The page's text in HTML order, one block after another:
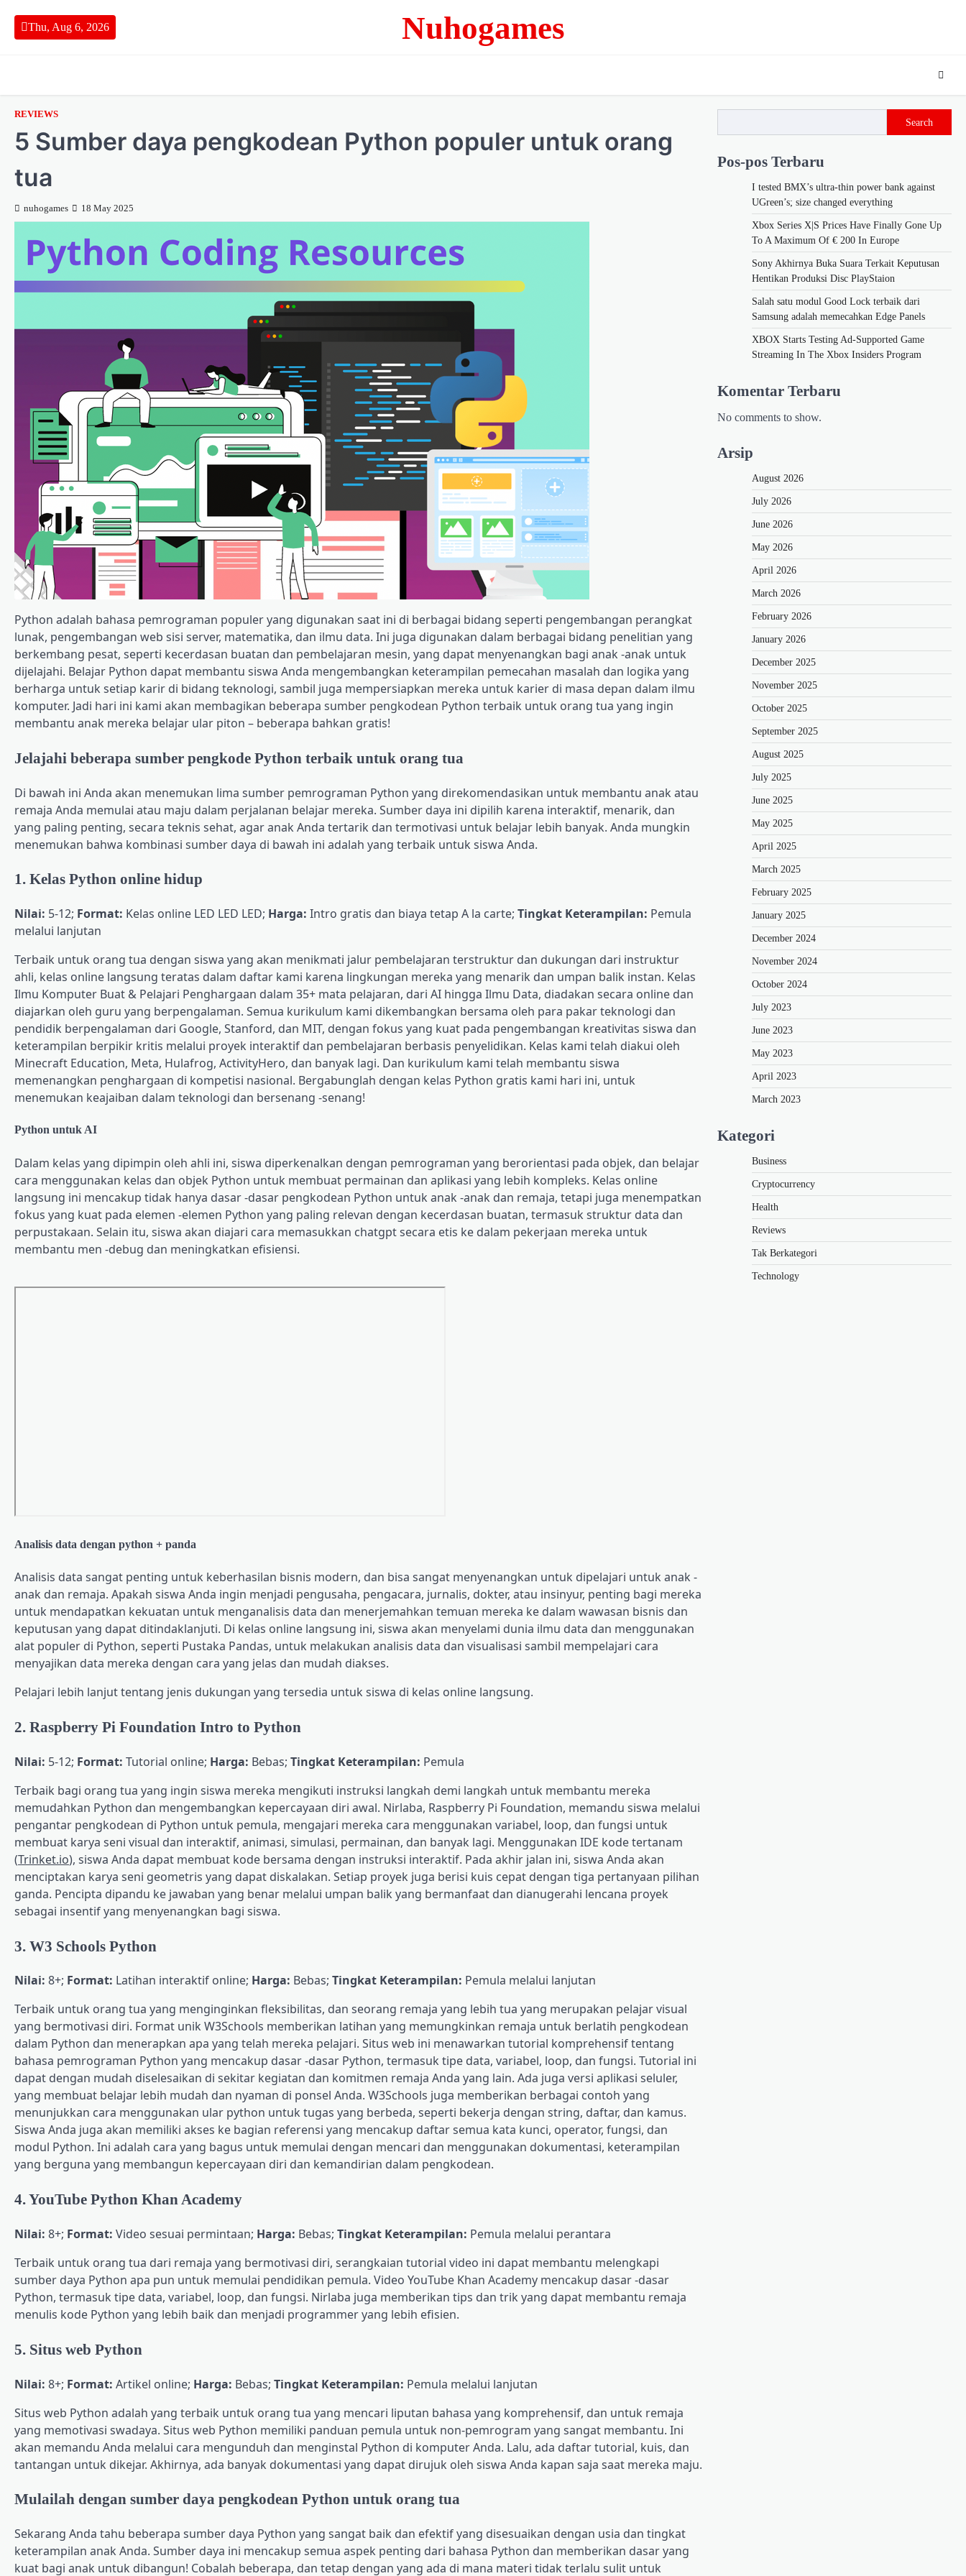
content
Thu, Aug 6, 2026 Nuhogames
REVIEWS
5 Sumber daya pengkodean Python populer untuk orang
tua
nuhogames 18 May 2025
Python adalah bahasa pemrograman populer yang digunakan saat ini di berbagai bidang seperti pengembangan perangkat
lunak, pengembangan web sisi server, matematika, dan ilmu data. Ini juga digunakan dalam berbagai bidang penelitian yang
berkembang pesat, seperti kecerdasan buatan dan pembelajaran mesin, yang dapat menyenangkan bagi anak -anak untuk
dijelajahi. Belajar Python dapat membantu siswa Anda mengembangkan keterampilan pemecahan masalah dan logika yang
berharga untuk setiap karir di bidang teknologi, sambil juga mempersiapkan mereka untuk karier di masa depan dalam ilmu
komputer. Jadi hari ini kami akan membagikan beberapa sumber pengkodean Python terbaik untuk orang tua yang ingin
membantu anak mereka belajar ular piton – beberapa bahkan gratis!
Jelajahi beberapa sumber pengkode Python terbaik untuk orang tua
Di bawah ini Anda akan menemukan lima sumber pemrograman Python yang direkomendasikan untuk membantu anak atau
remaja Anda memulai atau maju dalam perjalanan belajar mereka. Sumber daya ini dipilih karena interaktif, menarik, dan
yang paling penting, secara teknis sehat, agar anak Anda tertarik dan termotivasi untuk belajar lebih banyak. Anda mungkin
menemukan bahwa kombinasi sumber daya di bawah ini adalah yang terbaik untuk siswa Anda.
1. Kelas Python online hidup
Nilai: 5-12; Format: Kelas online LED LED LED; Harga: Intro gratis dan biaya tetap A la carte; Tingkat Keterampilan: Pemula
melalui lanjutan
Terbaik untuk orang tua dengan siswa yang akan menikmati jalur pembelajaran terstruktur dan dukungan dari instruktur
ahli, kelas online langsung teratas dalam daftar kami karena lingkungan mereka yang menarik dan umpan balik instan. Kelas
Ilmu Komputer Buat & Pelajari Penghargaan dalam 35+ mata pelajaran, dari AI hingga Ilmu Data, diadakan secara online dan
diajarkan oleh guru yang berpengalaman. Semua kurikulum kami dikembangkan bersama oleh para pakar teknologi dan
pendidik berpengalaman dari Google, Stanford, dan MIT, dengan fokus yang kuat pada pengembangan kreativitas siswa dan
keterampilan berpikir kritis melalui proyek interaktif dan pembelajaran berbasis penyelidikan. Kelas kami telah diakui oleh
Minecraft Education, Meta, Hulafrog, ActivityHero, dan banyak lagi. Dan kurikulum kami telah membantu siswa
memenangkan penghargaan di kompetisi nasional. Bergabunglah dengan kelas Python gratis kami hari ini, untuk
menemukan keajaiban dalam teknologi dan bersenang -senang!
Python untuk AI
Dalam kelas yang dipimpin oleh ahli ini, siswa diperkenalkan dengan pemrograman yang berorientasi pada objek, dan belajar
cara menggunakan kelas dan objek Python untuk membuat permainan dan aplikasi yang lebih kompleks. Kelas online
langsung ini mencakup tidak hanya dasar -dasar pengkodean Python untuk anak -anak dan remaja, tetapi juga menempatkan
fokus yang kuat pada elemen -elemen Python yang paling relevan dengan kecerdasan buatan, termasuk struktur data dan
perpustakaan. Selain itu, siswa akan diajari cara memasukkan chatgpt secara etis ke dalam pekerjaan mereka untuk
membantu men -debug dan meningkatkan efisiensi.
Analisis data dengan python + panda
Analisis data sangat penting untuk keberhasilan bisnis modern, dan bisa sangat menyenangkan untuk dipelajari untuk anak -
anak dan remaja. Apakah siswa Anda ingin menjadi pengusaha, pengacara, jurnalis, dokter, atau insinyur, penting bagi mereka
untuk mendapatkan kekuatan untuk menganalisis data dan menerjemahkan temuan mereka ke dalam wawasan bisnis dan
keputusan yang dapat ditindaklanjuti. Di kelas online langsung ini, siswa akan menyelami dunia ilmu data dan menggunakan
alat populer di Python, seperti Pustaka Pandas, untuk melakukan analisis data dan visualisasi sambil mempelajari cara
menyajikan data mereka dengan cara yang jelas dan mudah diakses.
Pelajari lebih lanjut tentang jenis dukungan yang tersedia untuk siswa di kelas online langsung.
2. Raspberry Pi Foundation Intro to Python
Nilai: 5-12; Format: Tutorial online; Harga: Bebas; Tingkat Keterampilan: Pemula
Terbaik bagi orang tua yang ingin siswa mereka mengikuti instruksi langkah demi langkah untuk membantu mereka
memudahkan Python dan mengembangkan kepercayaan diri awal. Nirlaba, Raspberry Pi Foundation, memandu siswa melalui
pengantar pengkodean di Python untuk pemula, mengajari mereka cara menggunakan variabel, loop, dan fungsi untuk
membuat karya seni visual dan interaktif, animasi, simulasi, permainan, dan banyak lagi. Menggunakan IDE kode tertanam
(Trinket.io), siswa Anda dapat membuat kode bersama dengan instruksi interaktif. Pada akhir jalan ini, siswa Anda akan
menciptakan karya seni geometris yang dapat diskalakan. Setiap proyek juga berisi kuis cepat dengan tiga pertanyaan pilihan
ganda. Pencipta dipandu ke jawaban yang benar melalui umpan balik yang bermanfaat dan dianugerahi lencana proyek
sebagai insentif yang menyenangkan bagi siswa.
3. W3 Schools Python
Nilai: 8+; Format: Latihan interaktif online; Harga: Bebas; Tingkat Keterampilan: Pemula melalui lanjutan
Terbaik untuk orang tua yang menginginkan fleksibilitas, dan seorang remaja yang lebih tua yang merupakan pelajar visual
yang bermotivasi diri. Format unik W3Schools memberikan latihan yang memungkinkan remaja untuk berlatih pengkodean
dalam Python dan menerapkan apa yang telah mereka pelajari. Situs web ini menawarkan tutorial komprehensif tentang
bahasa pemrograman Python yang mencakup dasar -dasar Python, termasuk tipe data, variabel, loop, dan fungsi. Tutorial ini
dapat dengan mudah diselesaikan di sekitar kegiatan dan komitmen remaja Anda yang lain. Ada juga versi aplikasi seluler,
yang membuat belajar lebih mudah dan nyaman di ponsel Anda. W3Schools juga memberikan berbagai contoh yang
menunjukkan cara menggunakan ular python untuk tugas yang berbeda, seperti bekerja dengan string, daftar, dan kamus.
Siswa Anda juga akan memiliki akses ke bagian referensi yang mencakup daftar semua kata kunci, operator, fungsi, dan
modul Python. Ini adalah cara yang bagus untuk memulai dengan mencari dan menggunakan dokumentasi, keterampilan
yang berguna yang membangun kepercayaan diri dan kemandirian dalam pengkodean.
4. YouTube Python Khan Academy
Nilai: 8+; Format: Video sesuai permintaan; Harga: Bebas; Tingkat Keterampilan: Pemula melalui perantara
Terbaik untuk orang tua dari remaja yang bermotivasi diri, serangkaian tutorial video ini dapat membantu melengkapi
sumber daya Python apa pun untuk memulai pendidikan pemula. Video YouTube Khan Academy mencakup dasar -dasar
Python, termasuk tipe data, variabel, loop, dan fungsi. Nirlaba juga memberikan tips dan trik yang dapat membantu remaja
menulis kode Python yang lebih baik dan menjadi programmer yang lebih efisien.
5. Situs web Python
Nilai: 8+; Format: Artikel online; Harga: Bebas; Tingkat Keterampilan: Pemula melalui lanjutan
Situs web Python adalah yang terbaik untuk orang tua yang mencari liputan bahasa yang komprehensif, dan untuk remaja
yang memotivasi swadaya. Situs web Python memiliki panduan pemula untuk non-pemrogram yang sangat membantu. Ini
akan memandu Anda melalui cara mengunduh dan menginstal Python di komputer Anda. Lalu, ada daftar tutorial, kuis, dan
tantangan untuk dikejar. Akhirnya, ada banyak dokumentasi yang dapat dirujuk oleh siswa Anda kapan saja saat mereka maju.
Mulailah dengan sumber daya pengkodean Python untuk orang tua
Sekarang Anda tahu beberapa sumber daya Python yang sangat baik dan efektif yang disesuaikan dengan usia dan tingkat
keterampilan anak Anda. Sumber daya ini mencakup semua aspek penting dari bahasa Python dan memberikan dasar yang
kuat bagi anak untuk dibangun! Cobalah beberapa, dan tetap dengan yang ada di mana materi tidak terlalu sulit untuk
Search
Pos-pos Terbaru
I tested BMX’s ultra-thin power bank against
UGreen’s; size changed everything
Xbox Series X|S Prices Have Finally Gone Up
To A Maximum Of € 200 In Europe
Sony Akhirnya Buka Suara Terkait Keputusan
Hentikan Produksi Disc PlayStaion
Salah satu modul Good Lock terbaik dari
Samsung adalah memecahkan Edge Panels
XBOX Starts Testing Ad-Supported Game
Streaming In The Xbox Insiders Program
Komentar Terbaru
No comments to show.
Arsip
August 2026
July 2026
June 2026
May 2026
April 2026
March 2026
February 2026
January 2026
December 2025
November 2025
October 2025
September 2025
August 2025
July 2025
June 2025
May 2025
April 2025
March 2025
February 2025
January 2025
December 2024
November 2024
October 2024
July 2023
June 2023
May 2023
April 2023
March 2023
Kategori
Business
Cryptocurrency
Health
Reviews
Tak Berkategori
Technology